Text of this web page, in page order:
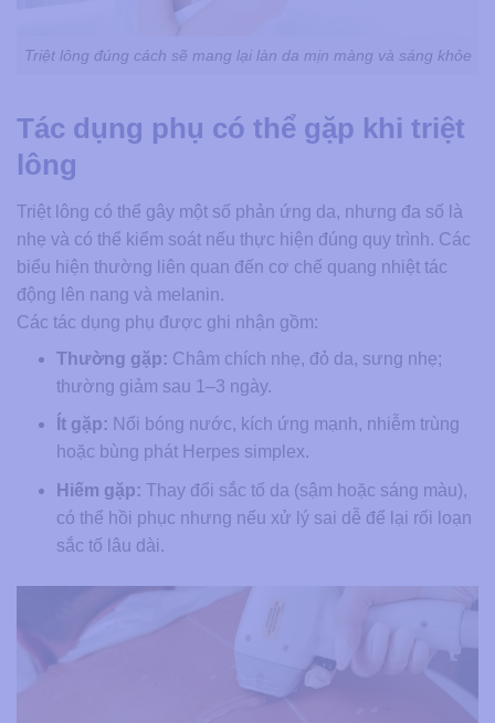
Triệt lông đúng cách sẽ mang lại làn da mịn màng và sáng khỏe
Tác dụng phụ có thể gặp khi triệt
lông
Triệt lông có thể gây một số phản ứng da, nhưng đa số là
nhẹ và có thể kiểm soát nếu thực hiện đúng quy trình. Các
biểu hiện thường liên quan đến cơ chế quang nhiệt tác
động lên nang và melanin.
Các tác dụng phụ được ghi nhận gồm:
Thường gặp: Châm chích nhẹ, đỏ da, sưng nhẹ;
thường giảm sau 1–3 ngày.
Ít gặp: Nổi bóng nước, kích ứng mạnh, nhiễm trùng
hoặc bùng phát Herpes simplex.
Hiếm gặp: Thay đổi sắc tố da (sậm hoặc sáng màu),
có thể hồi phục nhưng nếu xử lý sai dễ để lại rối loạn
sắc tố lâu dài.